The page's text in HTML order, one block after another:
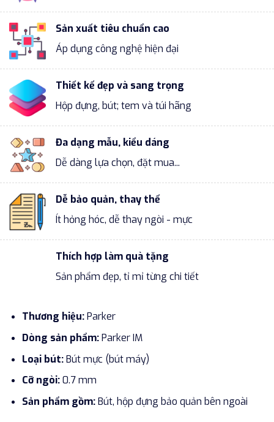
Sản xuất tiêu chuẩn cao
Áp dụng công nghệ hiện đại
Thiết kế đẹp và sang trọng
Hộp đựng, bút; tem và túi hãng
Đa dạng mẫu, kiểu dáng
Dễ dàng lựa chọn, đặt mua...
Dễ bảo quản, thay thế
Ít hỏng hóc, dễ thay ngòi - mực
Thích hợp làm quà tặng
Sản phẩm đẹp, tỉ mỉ từng chi tiết
Thương hiệu:Parker
Dòng sản phẩm:Parker IM
Loại bút:Bút mực (bút máy)
Cỡ ngòi:0.7 mm
Sản phẩm gồm:Bút, hộp đựng bảo quản bên ngoài